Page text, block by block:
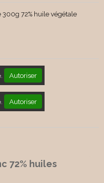
300g 72% huile végétale
Autoriser
Autoriser
72% huiles